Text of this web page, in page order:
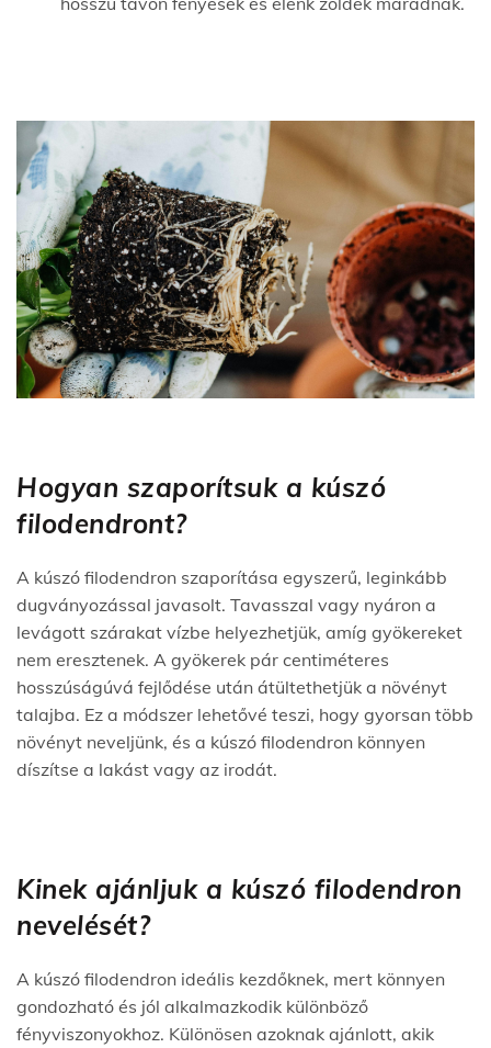
Hogyan szaporítsuk a kúszó
filodendront?
A kúszó filodendron szaporítása egyszerű, leginkább
dugványozással javasolt. Tavasszal vagy nyáron a
levágott szárakat vízbe helyezhetjük, amíg gyökereket
nem eresztenek. A gyökerek pár centiméteres
hosszúságúvá fejlődése után átültethetjük a növényt
talajba. Ez a módszer lehetővé teszi, hogy gyorsan több
növényt neveljünk, és a kúszó filodendron könnyen
díszítse a lakást vagy az irodát.
Kinek ajánljuk a kúszó filodendron
nevelését?
A kúszó filodendron ideális kezdőknek, mert könnyen
gondozható és jól alkalmazkodik különböző
fényviszonyokhoz. Különösen azoknak ajánlott, akik